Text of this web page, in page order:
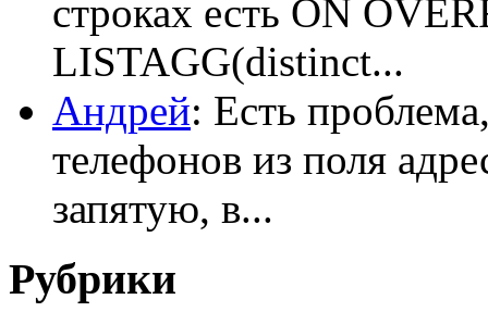
строках есть ON
LISTAGG(distinct...
Андрей: Есть
телефонов из поля
запятую, в...
Рубрики